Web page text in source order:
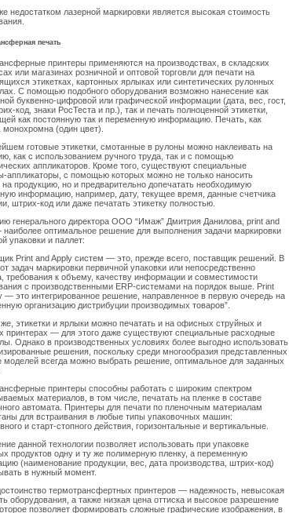
недостатком лазерной маркировки является высокая стоимость
печать
принтеры применяются на производствах, в складских
или магазинах розничной и оптовой торговли для печати на
этикетках, картонных ярлыках или синтетических рулонных
С помощью подобного оборудования возможно нанесение как
буквенно-цифровой или графической информации (дата, вес, гост,
код, знаки РосТеста и пр.), так и печать полноценной этикетки,
как постоянную так и переменную информацию. Печать, как
монохромна (один цвет).
готовые этикетки, смотанные в рулоны можно наклеивать на
как с использованием ручного труда, так и с помощью
аппликаторов. Кроме того, существуют специальные
аппликаторы, с помощью которых можно не только наносить
на продукцию, но и предварительно допечатать необходимую
информацию, например, дату, текущее время, данные счетчика
штрих-код или даже печатать этикетку полностью.
генерального директора ООО “Имаж” Дмитрия Данилова, print and
оптимальное решение для выполнения задачи маркировки
упаковки и паллет:
Print and Apply систем — это, прежде всего, поставщик решений. В
задач маркировки первичной упаковки или непосредственно
требования к объему, качеству информации и совместимости
с производственными ERP-системами на порядок выше. Print
— это интегрированное решение, направленное в первую очередь на
организацию дистрибуции производимых товаров”.
этикетки и ярлыки можно печатать и на офисных струйных и
принтерах — для этого даже существуют специальные расходные
Однако в производственных условиях более выгодно использовать
решения, поскольку среди многообразия представленных
моделей всегда можно выбрать решение, оптимальное для заданных
принтеры способны работать с широким спектром
материалов, в том числе, печатать на пленке в составе
автомата. Принтеры для печати по пленочным материалам
для встраивания в любые типы упаковочных машин:
и старт-стопного действия, горизонтальные и вертикальные.
данной технологии позволяет использовать при упаковке
продуктов одну и ту же полимерную пленку, а переменную
(наименование продукции, вес, дата производства, штрих-код)
в нужный момент.
термотрансфертных принтеров — надежность, невысокая
оборудования, а также низкая цена оттиска и высокое разрешение
позволяет формировать сложные графические изображения, в